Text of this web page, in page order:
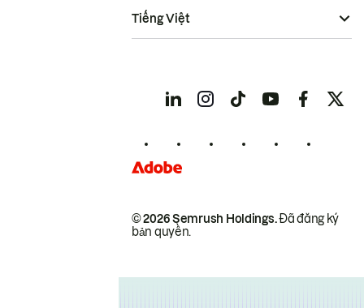
© 2026 Semrush Holdings.Đã đăng ký
bản quyền.
Tiếng Việt